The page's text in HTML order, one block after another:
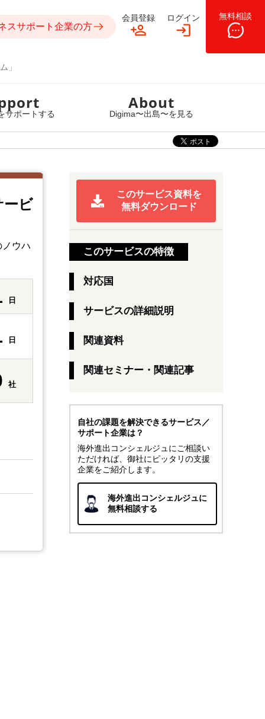
」
スサポート企業の方
会員登録 ログイン 無料相談
サポートする
About
Digima〜出島〜を見る
ービ
ウハ
日
日
社
このサービス資料を
無料ダウンロード
このサービスの特徴
対応国
サービスの詳細説明
関連資料
関連セミナー・関連記事
自社の課題を解決できるサービス／
サポート企業は？
海外進出コンシェルジュにご相談い
ただければ、御社にピッタリの支援
企業をご紹介します。
海外進出コンシェルジュに
無料相談する